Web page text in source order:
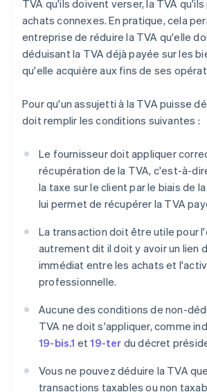
TVA qu'ils doivent verser, la TVA
achats connexes. En pratique, cela
entreprise de réduire la TVA qu'elle
déduisant la TVA déjà payée sur les
qu'elle acquière aux fins de ses
Pour qu'un assujetti à la TVA puisse
doit remplir les conditions suivantes :
Le fournisseur doit appliquer
récupération de la TVA, c'est-à-
la taxe sur le client par le biais de
lui permet de récupérer la TVA
La transaction doit être utile pour
autrement dit il doit y avoir un lien
immédiat entre les achats et
professionnelle.
Aucune des conditions de non-
TVA ne doit s'appliquer, comme
19-bis.1 et19-ter du décret
Vous ne pouvez déduire la TVA
transactions taxables ou non